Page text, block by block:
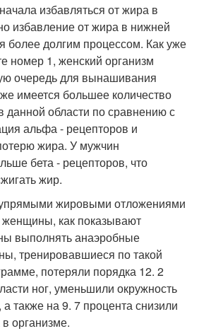
избавляться от жира в
избавление от жира в нижней
более долгим процессом. Как уже
номер 1, женский организм
очередь для вынашивания
имеется большее количество
данной области по сравнению с
альфа - рецепторов и
жира. У мужчин
бета - рецепторов, что
жир.
жировыми отложениями
женщины, как показывают
выполнять анаэробные
тренировавшиеся по такой
потеряли порядка 12. 2
ног, уменьшили окружность
также на 9. 7 процента снизили
организме.